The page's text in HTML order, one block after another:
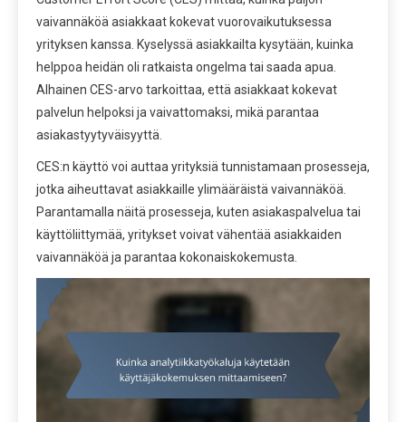
vaivannäköä asiakkaat kokevat vuorovaikutuksessa
yrityksen kanssa. Kyselyssä asiakkailta kysytään, kuinka
helppoa heidän oli ratkaista ongelma tai saada apua.
Alhainen CES-arvo tarkoittaa, että asiakkaat kokevat
palvelun helpoksi ja vaivattomaksi, mikä parantaa
asiakastyytyväisyyttä.
CES:n käyttö voi auttaa yrityksiä tunnistamaan prosesseja,
jotka aiheuttavat asiakkaille ylimääräistä vaivannäköä.
Parantamalla näitä prosesseja, kuten asiakaspalvelua tai
käyttöliittymää, yritykset voivat vähentää asiakkaiden
vaivannäköä ja parantaa kokonaiskokemusta.